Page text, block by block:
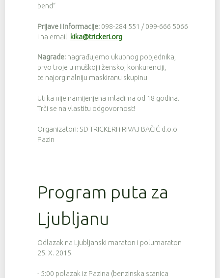
bend“
Prijave i informacije: 098-284 551 / 099-666 5066
i na email: kika@trickeri.org
Nagrade: nagrađujemo ukupnog pobjednika,
prvo troje u muškoj i ženskoj konkurenciji,
te najorginalniju maskiranu skupinu
Utrka nije namijenjena mlađima od 18 godina.
Trči se na vlastitu odgovornost!
Organizatori: SD TRICKERI i RIVAJ BAČIĆ d.o.o.
Pazin
Program puta za
Ljubljanu
Odlazak na Ljubljanski maraton i polumaraton
25. X. 2015.
- 5:00 polazak iz Pazina (benzinska stanica